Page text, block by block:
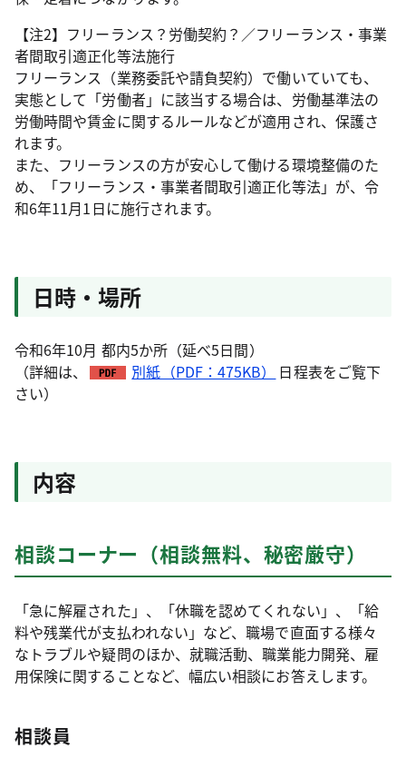
【注2】フリーランス？労働契約？／フリーランス・事業
者間取引適正化等法施行
フリーランス（業務委託や請負契約）で働いていても、
実態として「労働者」に該当する場合は、労働基準法の
労働時間や賃金に関するルールなどが適用され、保護さ
れます。
また、フリーランスの方が安心して働ける環境整備のた
め、「フリーランス・事業者間取引適正化等法」が、令
和6年11月1日に施行されます。
日時・場所
令和6年10月 都内5か所（延べ5日間）
（詳細は、
別紙（PDF：475KB）
日程表をご覧下
さい）
内容
相談コーナー（相談無料、秘密厳守）
「急に解雇された」、「休職を認めてくれない」、「給
料や残業代が支払われない」など、職場で直面する様々
なトラブルや疑問のほか、就職活動、職業能力開発、雇
用保険に関することなど、幅広い相談にお答えします。
相談員